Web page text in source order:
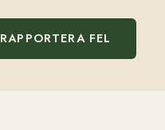
RAPPORTERA FEL